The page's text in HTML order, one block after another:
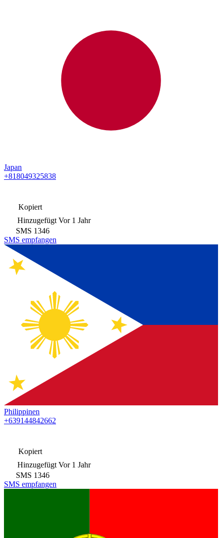
Japan
+818049325838
Kopiert
Hinzugefügt Vor 1 Jahr
SMS 1346
SMS empfangen
Philippinen
+639144842662
Kopiert
Hinzugefügt Vor 1 Jahr
SMS 1346
SMS empfangen